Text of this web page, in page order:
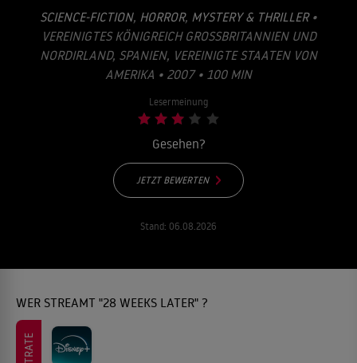
SCIENCE-FICTION, HORROR, MYSTERY & THRILLER•
VEREINIGTES KÖNIGREICH GROSSBRITANNIEN UND N
ORDIRLAND, SPANIEN, VEREINIGTE STAATEN VON A
MERIKA • 2007 • 100 MIN
Lesermeinung
Gesehen?
JETZT BEWERTEN
Stand: 06.08.2026
WER STREAMT "28 WEEKS LATER" ?